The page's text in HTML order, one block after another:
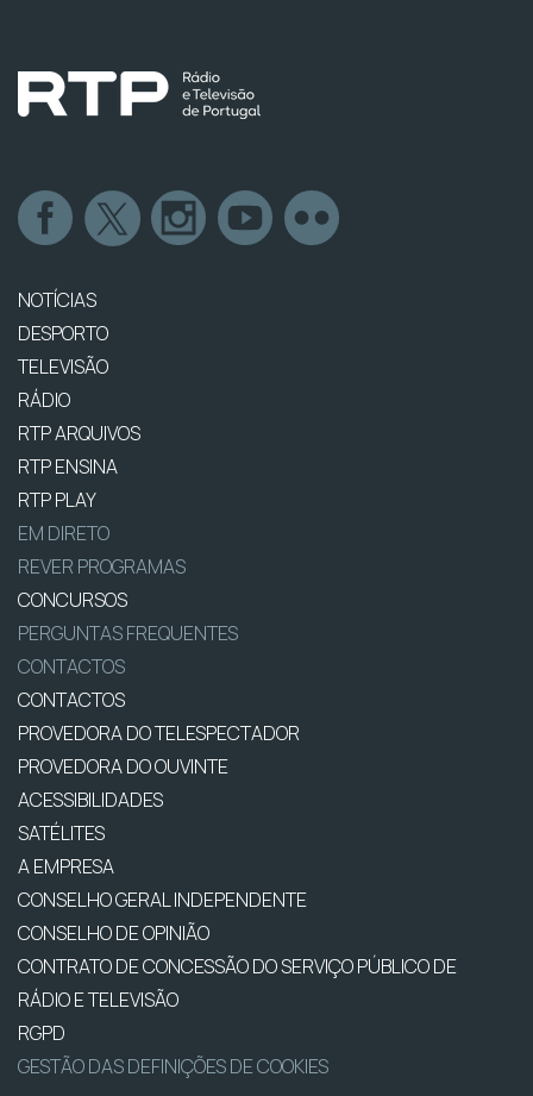
NOTÍCIAS
DESPORTO
TELEVISÃO
RÁDIO
RTP ARQUIVOS
RTP ENSINA
RTP PLAY
EM DIRETO
REVER PROGRAMAS
CONCURSOS
PERGUNTAS FREQUENTES
CONTACTOS
CONTACTOS
PROVEDORA DO TELESPECTADOR
PROVEDORA DO OUVINTE
ACESSIBILIDADES
SATÉLITES
A EMPRESA
CONSELHO GERAL INDEPENDENTE
CONSELHO DE OPINIÃO
CONTRATO DE CONCESSÃO DO SERVIÇO PÚBLICO DE
RÁDIO E TELEVISÃO
RGPD
GESTÃO DAS DEFINIÇÕES DE COOKIES